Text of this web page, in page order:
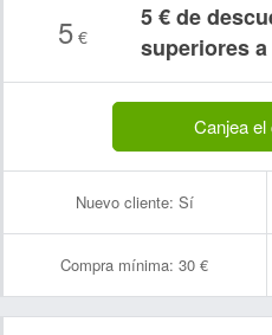
5 €
5 € de
superiores a
Canjea el
Nuevo cliente: Sí
Compra mínima: 30 €